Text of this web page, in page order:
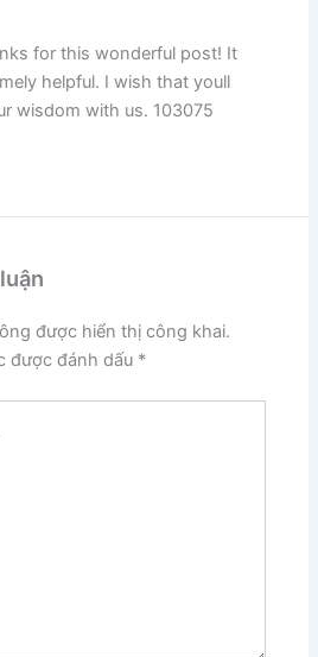
for this wonderful post! It
helpful. I wish that youll
wisdom with us. 103075
được hiển thị công khai.
được đánh dấu *